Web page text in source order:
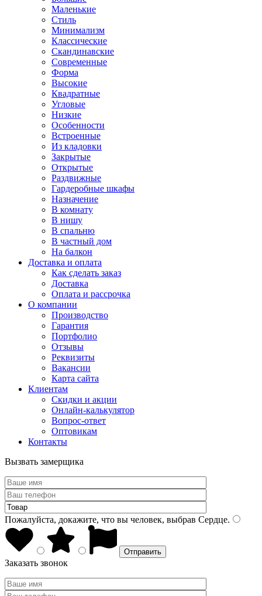
Маленькие
Стиль
Минимализм
Классические
Скандинавские
Современные
Форма
Высокие
Квадратные
Угловые
Низкие
Особенности
Встроенные
Из кладовки
Закрытые
Открытые
Раздвижные
Гардеробные шкафы
Назначение
В комнату
В нишу
В спальню
В частный дом
На балкон
Доставка и оплата
Как сделать заказ
Доставка
Оплата и рассрочка
О компании
Производство
Гарантия
Портфолио
Отзывы
Реквизиты
Вакансии
Карта сайта
Клиентам
Скидки и акции
Онлайн-калькулятор
Вопрос-ответ
Оптовикам
Контакты
Вызвать замерщика
Пожалуйста, докажите, что вы человек, выбрав Сердце.
Заказать звонок